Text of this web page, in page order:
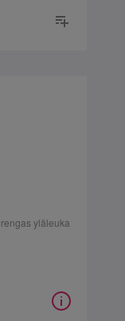
yläleuka